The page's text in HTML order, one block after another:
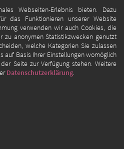
Webseiten-Erlebnis bieten. Dazu
das Funktionieren unserer Website
verwenden wir auch Cookies, die
zu anonymen Statistikzwecken genutzt
welche Kategorien Sie zulassen
auf Basis Ihrer Einstellungen womöglich
Seite zur Verfügung stehen. Weitere
Datenschutzerklärung.